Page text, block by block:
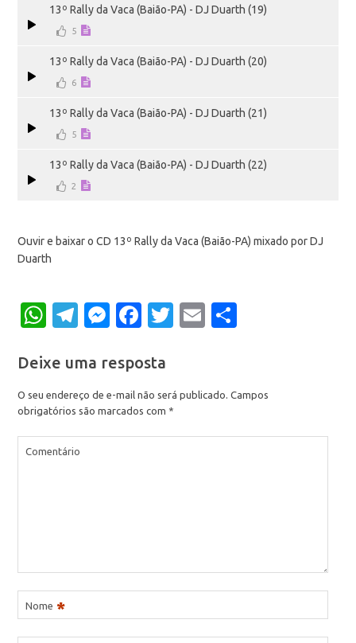
13º Rally da Vaca (Baião-PA) - DJ Duarth (19)
5
13º Rally da Vaca (Baião-PA) - DJ Duarth (20)
6
13º Rally da Vaca (Baião-PA) - DJ Duarth (21)
5
13º Rally da Vaca (Baião-PA) - DJ Duarth (22)
2
Ouvir e baixar o CD 13º Rally da Vaca (Baião-PA) mixado por DJ
Duarth
WhatsApp
Telegram
Messenger
Facebook
Twitter
Email
Deixe uma resposta
O seu endereço de e-mail não será publicado. Campos
obrigatórios são marcados com *
Comentário
Nome *